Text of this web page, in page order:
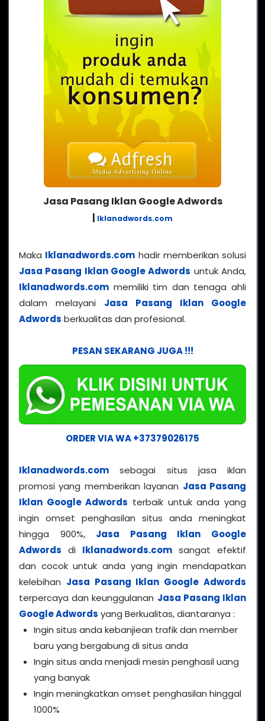
Jasa Pasang Iklan Google Adwords
| Iklanadwords.com
Maka Iklanadwords.com hadir memberikan solusi
Jasa Pasang Iklan Google Adwords untuk Anda,
Iklanadwords.com memiliki tim dan tenaga ahli
dalam melayani Jasa Pasang Iklan Google
Adwords berkualitas dan profesional.
PESAN SEKARANG JUGA !!!
ORDER VIA WA +37379026175
Iklanadwords.com sebagai situs jasa iklan
promosi yang memberikan layanan Jasa Pasang
Iklan Google Adwords terbaik untuk anda yang
ingin omset penghasilan situs anda meningkat
hingga 900%, Jasa Pasang Iklan Google
Adwords di Iklanadwords.com sangat efektif
dan cocok untuk anda yang ingin mendapatkan
kelebihan Jasa Pasang Iklan Google Adwords
terpercaya dan keunggulanan Jasa Pasang Iklan
Google Adwords yang Berkualitas, diantaranya :
Ingin situs anda kebanjiean trafik dan member
baru yang bergabung di situs anda
Ingin situs anda menjadi mesin penghasil uang
yang banyak
Ingin meningkatkan omset penghasilan hinggal
1000%